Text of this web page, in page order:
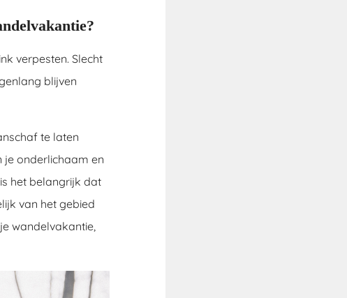
verpesten. Slecht
blijven
te laten
je onderlichaam en
het belangrijk dat
van het gebied
wandelvakantie,